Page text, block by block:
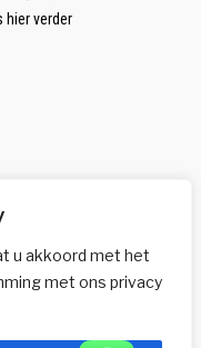
u akkoord met het
met ons privacy
hier verder